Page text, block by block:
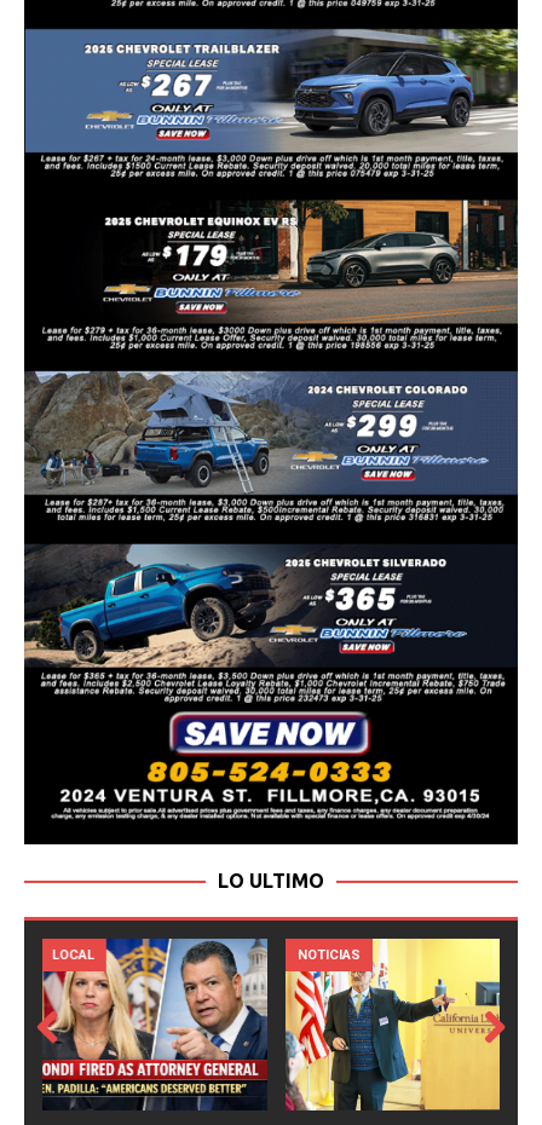
LO ULTIMO
LOCAL NOTICIAS
Prev
ious